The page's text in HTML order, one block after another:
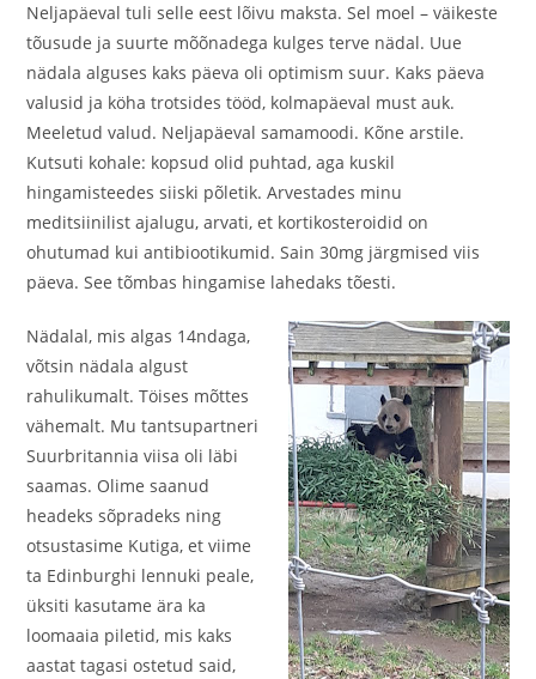
Neljapäeval tuli selle eest lõivu maksta. Sel moel – väikeste
tõusude ja suurte mõõnadega kulges terve nädal. Uue
nädala alguses kaks päeva oli optimism suur. Kaks päeva
valusid ja köha trotsides tööd, kolmapäeval must auk.
Meeletud valud. Neljapäeval samamoodi. Kõne arstile.
Kutsuti kohale: kopsud olid puhtad, aga kuskil
hingamisteedes siiski põletik. Arvestades minu
meditsiinilist ajalugu, arvati, et kortikosteroidid on
ohutumad kui antibiootikumid. Sain 30mg järgmised viis
päeva. See tõmbas hingamise lahedaks tõesti.
Nädalal, mis algas 14ndaga,
võtsin nädala algust
rahulikumalt. Töises mõttes
vähemalt. Mu tantsupartneri
Suurbritannia viisa oli läbi
saamas. Olime saanud
headeks sõpradeks ning
otsustasime Kutiga, et viime
ta Edinburghi lennuki peale,
üksiti kasutame ära ka
loomaaia piletid, mis kaks
aastat tagasi ostetud said,